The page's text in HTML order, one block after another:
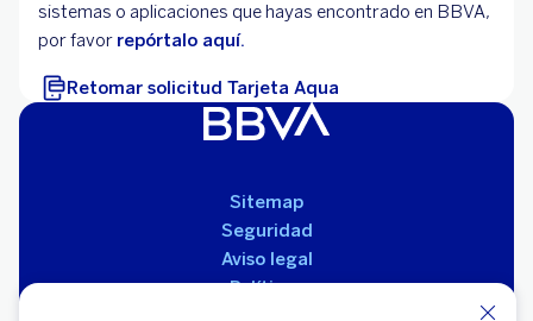
sistemas o aplicaciones que hayas encontrado en BBVA,
por favor repórtalo aquí.
Retomar solicitud Tarjeta Aqua
Sitemap
Seguridad
Aviso legal
Políticas